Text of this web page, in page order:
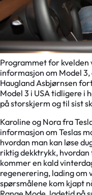
Programmet for kvelden
informasjon om Model
Haugland Asbjørnsen
Model 3 i USA tidligere i
på storskjerm og til sist
Karoline og Nora fra
informasjon om Teslas
hvordan man kan løse
riktig dekktrykk,
kommer en kald
regenerering, lading
spørsmålene kom kjapt